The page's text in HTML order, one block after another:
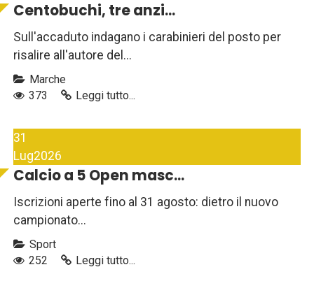
Centobuchi, tre anzi...
Sull'accaduto indagano i carabinieri del posto per
risalire all'autore del...
Marche
373
Leggi tutto...
31
Lug2026
Calcio a 5 Open masc...
Iscrizioni aperte fino al 31 agosto: dietro il nuovo
campionato...
Sport
252
Leggi tutto...